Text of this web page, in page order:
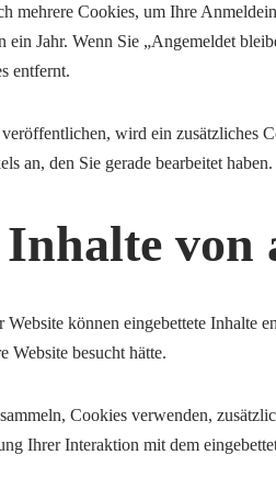
mehrere Cookies, um Ihre
ein Jahr. Wenn Sie „Angemeldet
entfernt.
wird ein zusätzliches
an, den Sie gerade bearbeitet
von
können eingebettete
Website besucht hätte.
Cookies verwenden,
Ihrer Interaktion mit dem